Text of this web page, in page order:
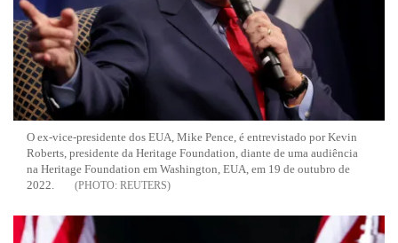
O ex-vice-presidente dos EUA, Mike Pence, é entrevistado por Kevin
Roberts, presidente da Heritage Foundation, diante de uma audiência
na Heritage Foundation em Washington, EUA, em 19 de outubro de
2022.
REUTERS